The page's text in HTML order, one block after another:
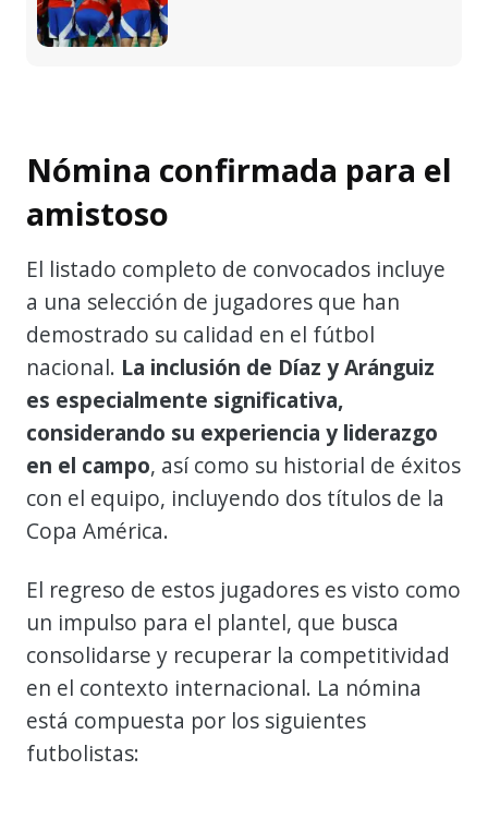
Nómina confirmada para el
amistoso
El listado completo de convocados incluye
a una selección de jugadores que han
demostrado su calidad en el fútbol
nacional. La inclusión de Díaz y Aránguiz
es especialmente significativa,
considerando su experiencia y liderazgo
en el campo, así como su historial de éxitos
con el equipo, incluyendo dos títulos de la
Copa América.
El regreso de estos jugadores es visto como
un impulso para el plantel, que busca
consolidarse y recuperar la competitividad
en el contexto internacional. La nómina
está compuesta por los siguientes
futbolistas: